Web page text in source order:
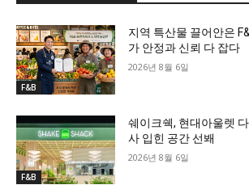
F&B
지역 특산물 끌어안은
가 안정과 신뢰 다 잡다
2026년 8월 6일
F&B
쉐이크쉑, 현대아울렛
사 입힌 공간 선봬
2026년 8월 6일